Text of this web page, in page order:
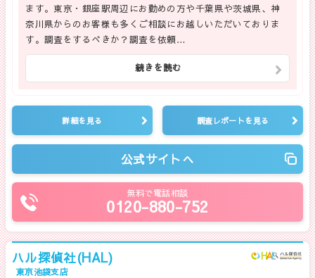
ます。東京・銀座駅周辺にお勤めの方や千葉県や茨城県、神
奈川県からのお客様も多くご相談にお越しいただいておりま
す。調査をするべきか？調査を依頼…
続きを読む
詳細を見る 調査レポートを見る
公式サイトへ
無料で電話相談
0120-880-752
ハル探偵社(HAL)
東京池袋支店